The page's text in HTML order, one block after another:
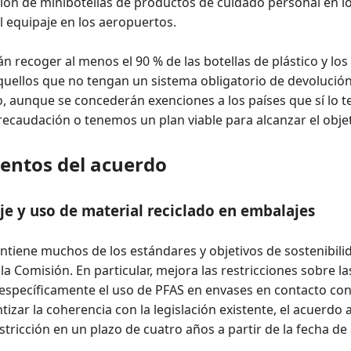
equipaje en los aeropuertos.
recoger al menos el 90 % de las botellas de plástico y
que no tengan un sistema obligatorio de
se concederán exenciones a los países que sí lo
o tenemos un plan viable para alcanzar el
del acuerdo
y uso de material reciclado en embalajes
muchos de los estándares y objetivos de
Comisión. En particular, mejora las restricciones sobre
el uso de PFAS en envases en contacto
la coherencia con la legislación existente, el acuerdo
en un plazo de cuatro años a partir de la fecha